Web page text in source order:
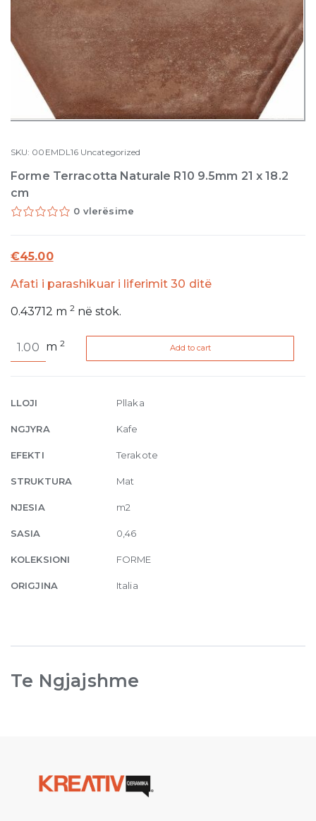
SKU: 00EMDL16 Uncategorized
Forme Terracotta Naturale R10 9.5mm 21 x 18.2
cm
0 vlerësime
€45.00
Afati i parashikuar i liferimit 30 ditë
0.43712 m2 në stok.
Terracotta
9.5mm
x
18.2
quantity
m2 Add to cart
LLOJI Pllaka
NGJYRA Kafe
EFEKTI Terakote
STRUKTURA Mat
NJESIA m2
SASIA 0,46
KOLEKSIONI FORME
ORIGJINA Italia
Te Ngjajshme